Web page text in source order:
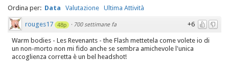
Ordina per: Data Valutazione Ultima Attività
+6
rouges17 48p · 700 settimane fa
Warm bodies - Les Revenants - the Flash mettetela come volete io di
un non-morto non mi fido anche se sembra amichevole l'unica
accoglienza corretta è un bel headshot!